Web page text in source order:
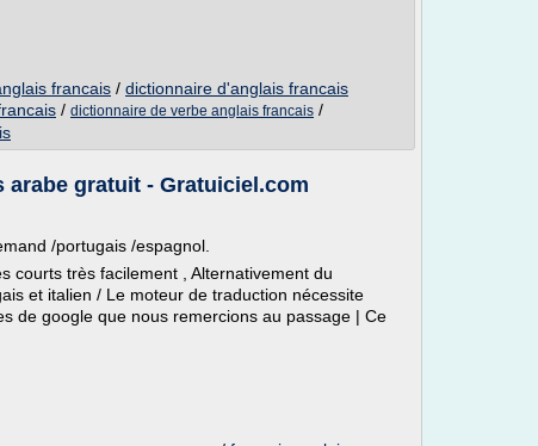
francais / dictionnaire d'anglais francais
/ dictionnaire de verbe anglais francais /
gratuit - Gratuiciel.com
/portugais /espagnol.
courts très facilement , Alternativement du
et italien / Le moteur de traduction nécessite
de google que nous remercions au passage | Ce